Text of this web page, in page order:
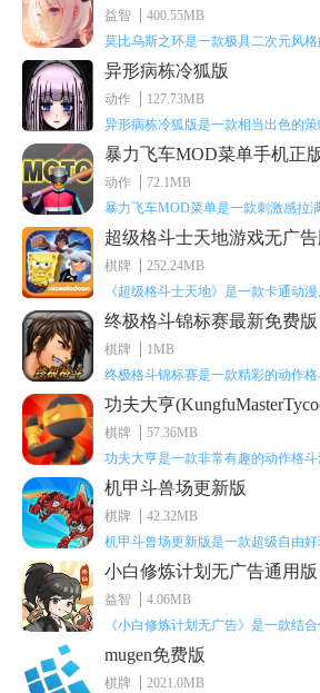
益智
400.55MB
异形病栋冷狐版
动作
127.73MB
暴力飞车MOD菜单手机正
动作
72.1MB
超级格斗士天地游戏无广告
棋牌
252.24MB
终极格斗锦标赛最新免费版
棋牌
1MB
功夫大亨
棋牌
57.36MB
机甲斗兽场更新版
棋牌
42.32MB
小白修炼计划无广告通用版
益智
4.06MB
mugen免费版
棋牌 2021.0MB